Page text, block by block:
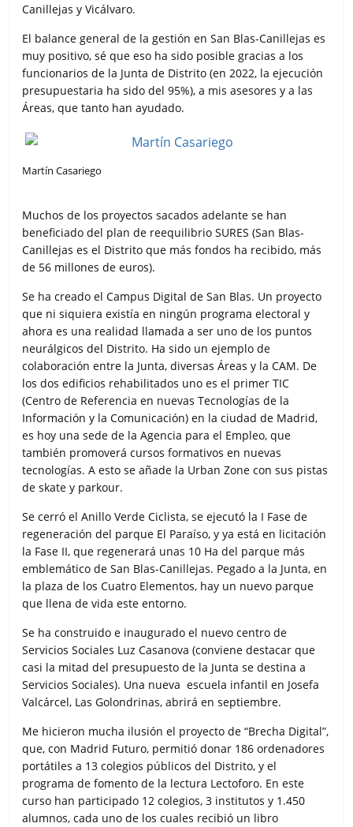
Canillejas y Vicálvaro.
El balance general de la gestión en San Blas-Canillejas es
muy positivo, sé que eso ha sido posible gracias a los
funcionarios de la Junta de Distrito (en 2022, la ejecución
presupuestaria ha sido del 95%), a mis asesores y a las
Áreas, que tanto han ayudado.
Martín Casariego
Muchos de los proyectos sacados adelante se han
beneficiado del plan de reequilibrio SURES (San Blas-
Canillejas es el Distrito que más fondos ha recibido, más
de 56 millones de euros).
Se ha creado el Campus Digital de San Blas. Un proyecto
que ni siquiera existía en ningún programa electoral y
ahora es una realidad llamada a ser uno de los puntos
neurálgicos del Distrito. Ha sido un ejemplo de
colaboración entre la Junta, diversas Áreas y la CAM. De
los dos edificios rehabilitados uno es el primer TIC
(Centro de Referencia en nuevas Tecnologías de la
Información y la Comunicación) en la ciudad de Madrid,
es hoy una sede de la Agencia para el Empleo, que
también promoverá cursos formativos en nuevas
tecnologías. A esto se añade la Urban Zone con sus pistas
de skate y parkour.
Se cerró el Anillo Verde Ciclista, se ejecutó la I Fase de
regeneración del parque El Paraíso, y ya está en licitación
la Fase II, que regenerará unas 10 Ha del parque más
emblemático de San Blas-Canillejas. Pegado a la Junta, en
la plaza de los Cuatro Elementos, hay un nuevo parque
que llena de vida este entorno.
Se ha construido e inaugurado el nuevo centro de
Servicios Sociales Luz Casanova (conviene destacar que
casi la mitad del presupuesto de la Junta se destina a
Servicios Sociales). Una nueva escuela infantil en Josefa
Valcárcel, Las Golondrinas, abrirá en septiembre.
Me hicieron mucha ilusión el proyecto de “Brecha Digital”,
que, con Madrid Futuro, permitió donar 186 ordenadores
portátiles a 13 colegios públicos del Distrito, y el
programa de fomento de la lectura Lectoforo. En este
curso han participado 12 colegios, 3 institutos y 1.450
alumnos, cada uno de los cuales recibió un libro